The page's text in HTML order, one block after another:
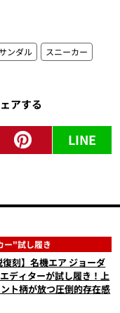
ンダル
スニーカー
アする
LINE
ー"試し履き
復刻】名機エア ジョーダ
ディターが試し履き！上
ト柄が放つ圧倒的存在感